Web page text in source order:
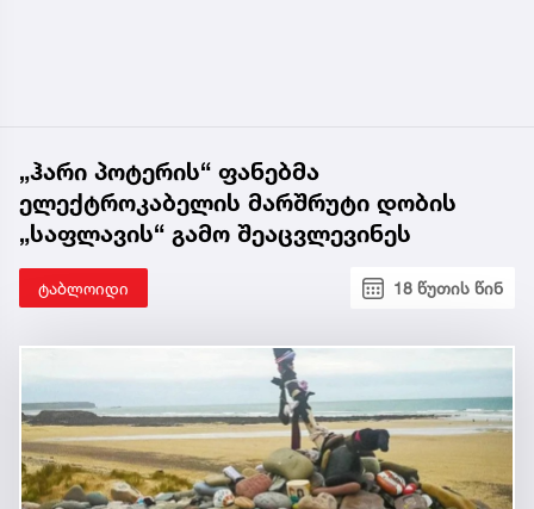
„ჰარი პოტერის“ ფანებმა
ელექტროკაბელის მარშრუტი დობის
„საფლავის“ გამო შეაცვლევინეს
ტაბლოიდი 18 წუთის წინ